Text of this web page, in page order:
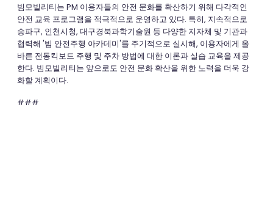
빔모빌리티는 PM 이용자들의 안전 문화를 확산하기 위해 다각적인
안전 교육 프로그램을 적극적으로 운영하고 있다. 특히, 지속적으로
송파구, 인천시청, 대구경북과학기술원 등 다양한 지자체 및 기관과
협력해 '빔 안전주행 아카데미'를 주기적으로 실시해, 이용자에게 올
바른 전동킥보드 주행 및 주차 방법에 대한 이론과 실습 교육을 제공
한다. 빔모빌리티는 앞으로도 안전 문화 확산을 위한 노력을 더욱 강
화할 계획이다.
###